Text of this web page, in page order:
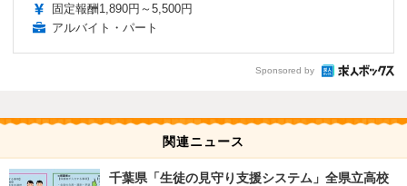
固定報酬1,890円～5,500円
アルバイト・パート
Sponsored by
関連ニュース
千葉県「生徒の見守り支援システム」全県立高校